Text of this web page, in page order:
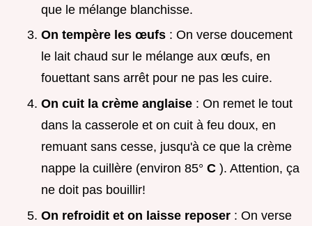
que le mélange blanchisse.
On tempère les œufs : On verse doucement
le lait chaud sur le mélange aux œufs, en
fouettant sans arrêt pour ne pas les cuire.
On cuit la crème anglaise : On remet le tout
dans la casserole et on cuit à feu doux, en
remuant sans cesse, jusqu'à ce que la crème
nappe la cuillère (environ 85° C ). Attention, ça
ne doit pas bouillir!
On refroidit et on laisse reposer : On verse